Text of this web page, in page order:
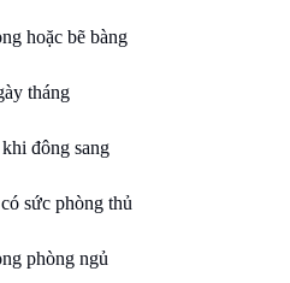
hoặc bẽ bàng
tháng
đông sang
sức phòng thủ
phòng ngủ